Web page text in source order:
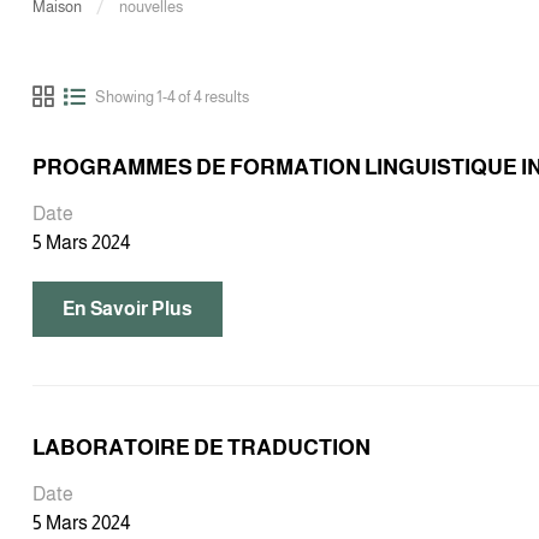
Maison nouvelles
Showing 1-4 of 4 results
PROGRAMMES DE FORMATION LINGUISTIQUE
Date
5 Mars 2024
En Savoir Plus
LABORATOIRE DE TRADUCTION
Date
5 Mars 2024